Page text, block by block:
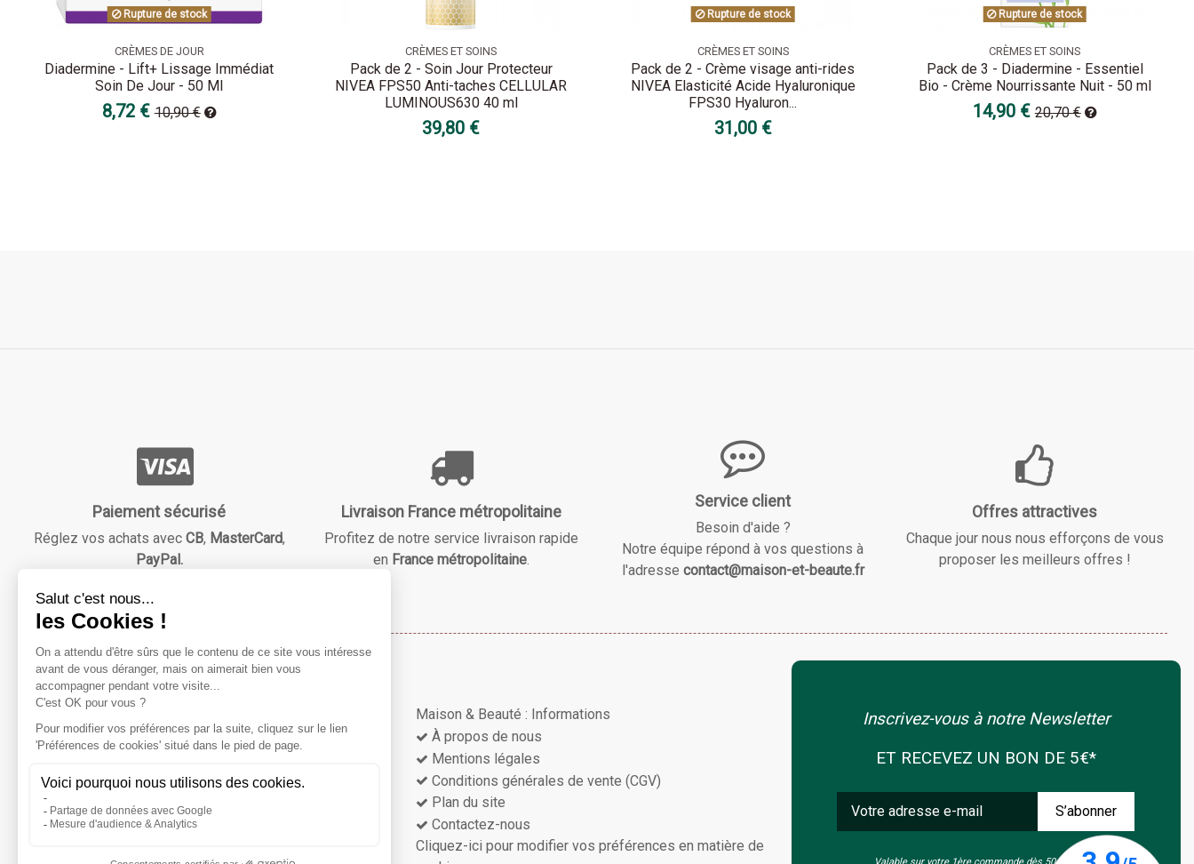
Rupture de stock
CRÈMES DE JOUR
Diadermine - Lift+ Lissage Immédiat
Soin De Jour - 50 Ml
8,72 €10,90 €
CRÈMES ET SOINS
Pack de 2 - Soin Jour Protecteur
NIVEA FPS50 Anti-taches CELLULAR
LUMINOUS630 40 ml
39,80 €
Rupture de stock
CRÈMES ET SOINS
Pack de 2 - Crème visage anti-rides
NIVEA Elasticité Acide Hyaluronique
FPS30 Hyaluron...
31,00 €
Rupture de stock
CRÈMES ET SOINS
Pack de 3 - Diadermine - Essentiel
Bio - Crème Nourrissante Nuit - 50 ml
14,90 €20,70 €
Paiement sécurisé
Réglez vos achats avec CB, MasterCard,
PayPal.
Livraison France métropolitaine
Profitez de notre service livraison rapide
en France métropolitaine.
Service client
Besoin d'aide ?
Notre équipe répond à vos questions à
l'adresse contact@maison-et-beaute.fr
Offres attractives
Chaque jour nous nous efforçons de vous
proposer les meilleurs offres !
Maison & Beauté
Notre mission ?
Répondre à vos besoins essentiels tout en vous faisant
économiser grâce à des réductions avantageuses !
Préparez-vous à explorer notre catalogue varié, à dénicher
vos produits préférés, et à vivre une expérience de
shopping en ligne aussi pratique qu'économique.
Maison & Beauté : Informations
À propos de nous
Mentions légales
Conditions générales de vente (CGV)
Plan du site
Contactez-nous
Cliquez-ici pour modifier vos préférences en matière de
Inscrivez-vous à notre Newsletter
ET RECEVEZ UN BON DE 5€*
Valable sur votre 1ère commande dès 50€ d'achat.